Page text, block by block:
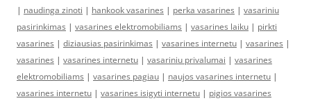
| naudinga zinoti | hankook vasarines | perka vasarines | vasariniu
pasirinkimas | vasarines elektromobiliams | vasarines laiku | pirkti
vasarines | diziausias pasirinkimas | vasarines internetu | vasarines |
vasarines | vasarines internetu | vasariniu privalumai | vasarines
elektromobiliams | vasarines pagiau | naujos vasarines internetu |
vasarines internetu | vasarines isigyti internetu | pigios vasarines